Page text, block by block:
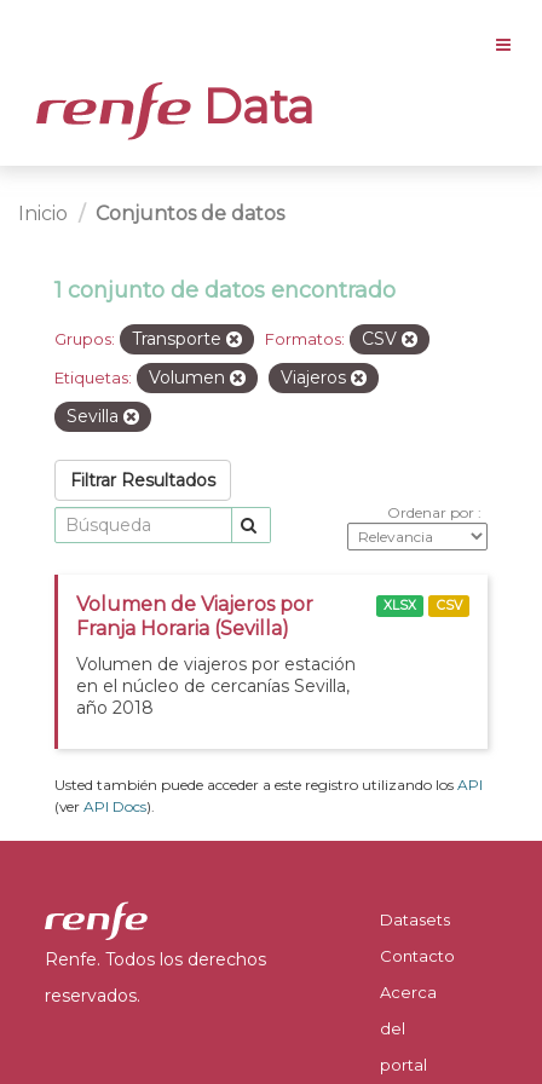
Data
Inicio Conjuntos de datos
1 conjunto de datos encontrado
Grupos: Transporte Formatos: CSV
Etiquetas: Volumen
Viajeros
Sevilla
Filtrar Resultados
Ordenar por
Volumen de Viajeros por
Franja Horaria (Sevilla)
Volumen de viajeros por estación
en el núcleo de cercanías Sevilla,
año 2018
XLSX CSV
Usted también puede acceder a este registro utilizando los API
(ver API Docs).
Renfe. Todos los derechos
reservados.
Datasets
Contacto
Acerca
del
portal